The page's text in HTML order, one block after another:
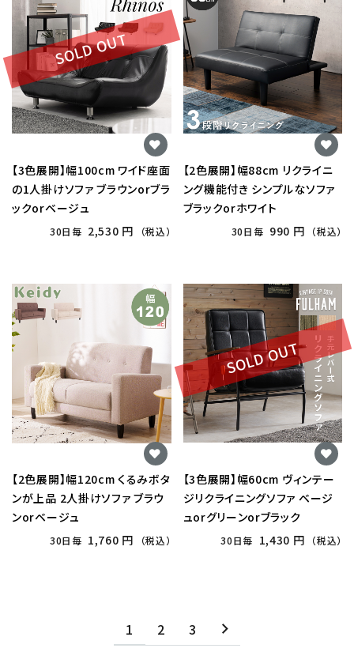
SOLD OUT
【3色展開】幅100cm ワイド座面
の1人掛けソファ ブラウンorブラ
ックorベージュ
30日毎 2,530 円 （税込）
【2色展開】幅88cm リクライニ
ング機能付き シンプルなソファ
ブラックorホワイト
30日毎 990 円 （税込）
【2色展開】幅120cm くるみボタ
ンが上品 2人掛けソファ ブラウ
ンorベージュ
30日毎 1,760 円 （税込）
SOLD OUT
【3色展開】幅60cm ヴィンテー
ジリクライニングソファ ベージ
ュorグリーンorブラック
30日毎 1,430 円 （税込）
1 2 3